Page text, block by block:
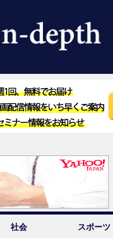
社会 スポーツ